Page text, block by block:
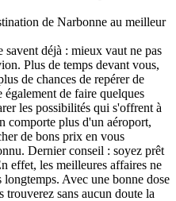
de Narbonne au meilleur
déjà : mieux vaut ne pas
Plus de temps devant vous,
de chances de repérer de
de faire quelques
les possibilités qui s'offrent à
comporte plus d'un aéroport,
de bons prix en vous
Dernier conseil : soyez prêt
effet, les meilleures affaires ne
longtemps. Avec une bonne dose
trouverez sans aucun doute la